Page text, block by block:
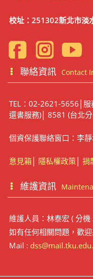
校址：251302新北市淡
聯絡資訊 Contact
TEL：02-2621-5656│
還書服務)│ 8581 (台北分
個資保護聯絡窗口：李
意見箱│ 隱私權政策│ 捐
維護資訊
維護人員：林泰宏 ( 分
如有任何相關問題，歡
Mail :